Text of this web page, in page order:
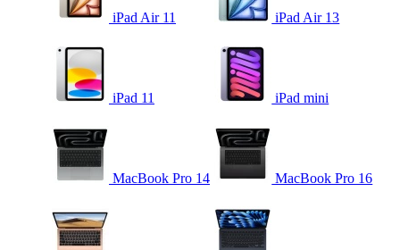
iPad Air 11 iPad Air 13
iPad 11 iPad mini
MacBook Pro 14 MacBook Pro 16